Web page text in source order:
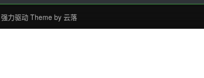
强力驱动 Theme by 云落